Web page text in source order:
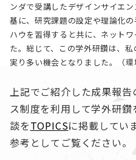
ンダで受講したデザインサイエ
基に、研究課題の設定や理論化
ハウを習得すると共に、ネット
た。総じて、この学外研鑽は、
実り多い機会となりました。（環
上記でご紹介した成果報
ス制度を利用して学外研
談をTOPICSに掲載してい
参考としてご覧ください。